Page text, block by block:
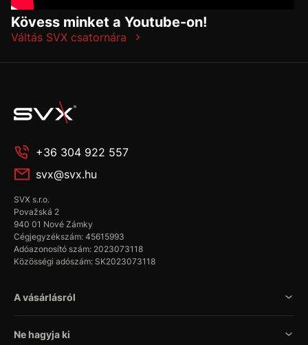
Kövess minket a Youtube-on!
Váltás SVX csatornára
+36 304 922 557
svx@svx.hu
SVX s.r.o.
Považská 2
940 01 Nové Zámky
Cégjegyzékszám: 45615993
Adóazonosító szám: 2023073118
Közösségi adószám: SK2023073118
A vásárlásról
Ne hagyja ki